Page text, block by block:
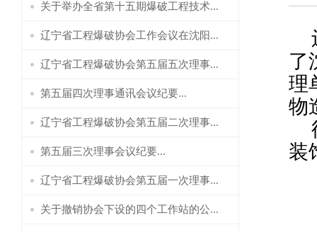
关于举办全省第十五期爆破工程技术...
辽宁省工程爆破协会工作会议在沈阳...
辽宁省工程爆破协会第五届五次理事...
第五届四次理事通讯会议纪要...
辽宁省工程爆破协会第五届二次理事...
第五届三次理事会议纪要...
辽宁省工程爆破协会第五届一次理事...
关于撤销协会下设的四个工作站的公...
了
理
物
装